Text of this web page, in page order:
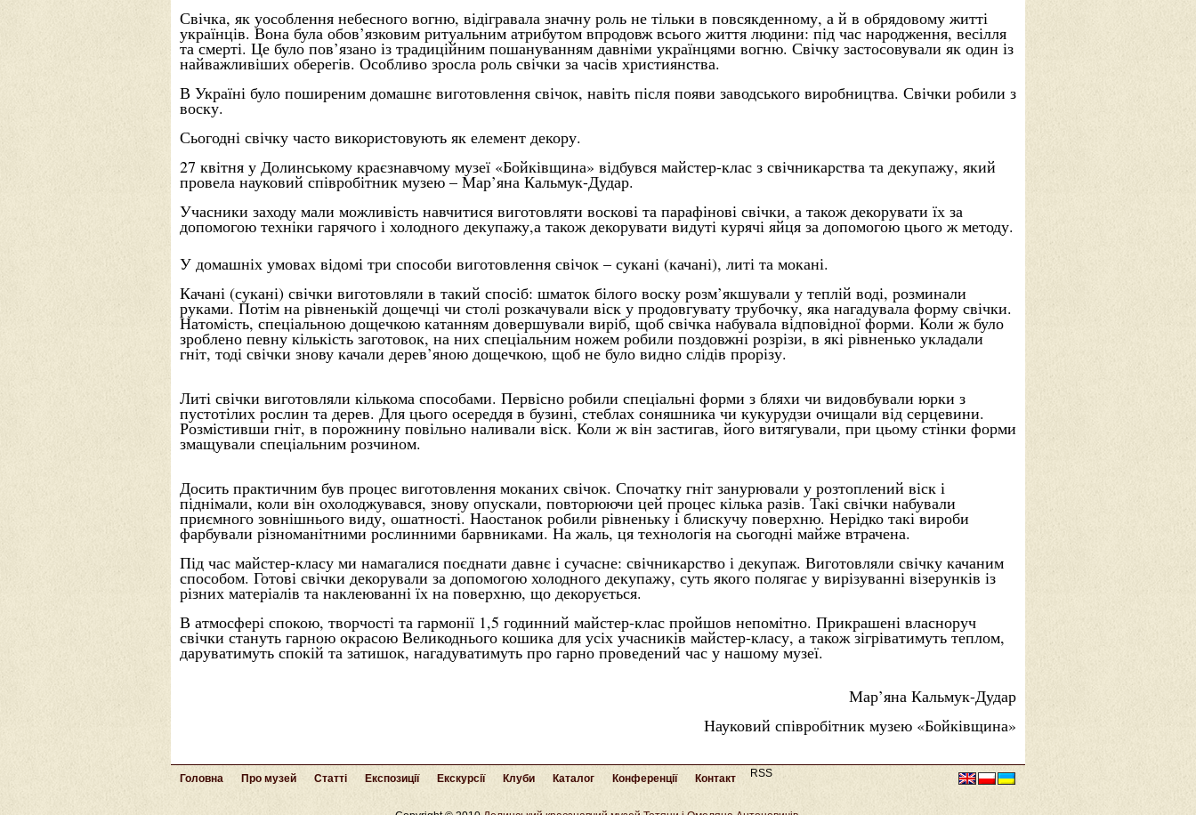
Свічка, як уособлення небесного вогню, відігравала значну роль не тільки в повсякденному, а й в обрядовому житті
українців. Вона була обов’язковим ритуальним атрибутом впродовж всього життя людини: під час народження, весілля
та смерті. Це було пов’язано із традиційним пошануванням давніми українцями вогню. Свічку застосовували як один із
найважливіших оберегів. Особливо зросла роль свічки за часів християнства.
В Україні було поширеним домашнє виготовлення свічок, навіть після появи заводського виробництва. Свічки робили з
воску.
Сьогодні свічку часто використовують як елемент декору.
27 квітня у Долинському краєзнавчому музеї «Бойківщина» відбувся майстер-клас з свічникарства та декупажу, який
провела науковий співробітник музею – Мар’яна Кальмук-Дудар.
Учасники заходу мали можливість навчитися виготовляти воскові та парафінові свічки, а також декорувати їх за
допомогою техніки гарячого і холодного декупажу,а також декорувати видуті курячі яйця за допомогою цього ж методу.
У домашніх умовах відомі три способи виготовлення свічок – сукані (качані), литі та мокані.
Качані (сукані) свічки виготовляли в такий спосіб: шматок білого воску розм’якшували у теплій воді, розминали
руками. Потім на рівненькій дощечці чи столі розкачували віск у продовгувату трубочку, яка нагадувала форму свічки.
Натомість, спеціальною дощечкою катанням довершували виріб, щоб свічка набувала відповідної форми. Коли ж було
зроблено певну кількість заготовок, на них спеціальним ножем робили поздовжні розрізи, в які рівненько укладали
гніт, тоді свічки знову качали дерев’яною дощечкою, щоб не було видно слідів прорізу.
Литі свічки виготовляли кількома способами. Первісно робили спеціальні форми з бляхи чи видовбували юрки з
пустотілих рослин та дерев. Для цього осереддя в бузині, стеблах соняшника чи кукурудзи очищали від серцевини.
Розмістивши гніт, в порожнину повільно наливали віск. Коли ж він застигав, його витягували, при цьому стінки форми
змащували спеціальним розчином.
Досить практичним був процес виготовлення моканих свічок. Спочатку гніт занурювали у розтоплений віск і
піднімали, коли він охолоджувався, знову опускали, повторюючи цей процес кілька разів. Такі свічки набували
приємного зовнішнього виду, ошатності. Наостанок робили рівненьку і блискучу поверхню. Нерідко такі вироби
фарбували різноманітними рослинними барвниками. На жаль, ця технологія на сьогодні майже втрачена.
Під час майстер-класу ми намагалися поєднати давнє і сучасне: свічникарство і декупаж. Виготовляли свічку качаним
способом. Готові свічки декорували за допомогою холодного декупажу, суть якого полягає у вирізуванні візерунків із
різних матеріалів та наклеюванні їх на поверхню, що декорується.
В атмосфері спокою, творчості та гармонії 1,5 годинний майстер-клас пройшов непомітно. Прикрашені власноруч
свічки стануть гарною окрасою Великоднього кошика для усіх учасників майстер-класу, а також зігріватимуть теплом,
даруватимуть спокій та затишок, нагадуватимуть про гарно проведений час у нашому музеї.
Мар’яна Кальмук-Дудар
Науковий співробітник музею «Бойківщина»
Головна Про музей Статті Експозиції Екскурсії Клуби Каталог Конференції Контакт RSS